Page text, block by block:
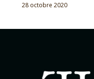
28 octobre 2020